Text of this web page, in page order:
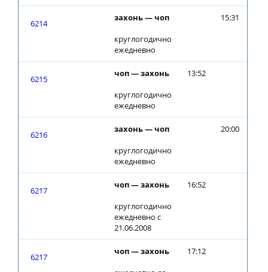
6214
захонь — чоп
круглогодично
ежедневно
15:31
6215
чоп — захонь
круглогодично
ежедневно
13:52
6216
захонь — чоп
круглогодично
ежедневно
20:00
6217
чоп — захонь
круглогодично
ежедневно с
21.06.2008
16:52
6217
чоп — захонь
17:12